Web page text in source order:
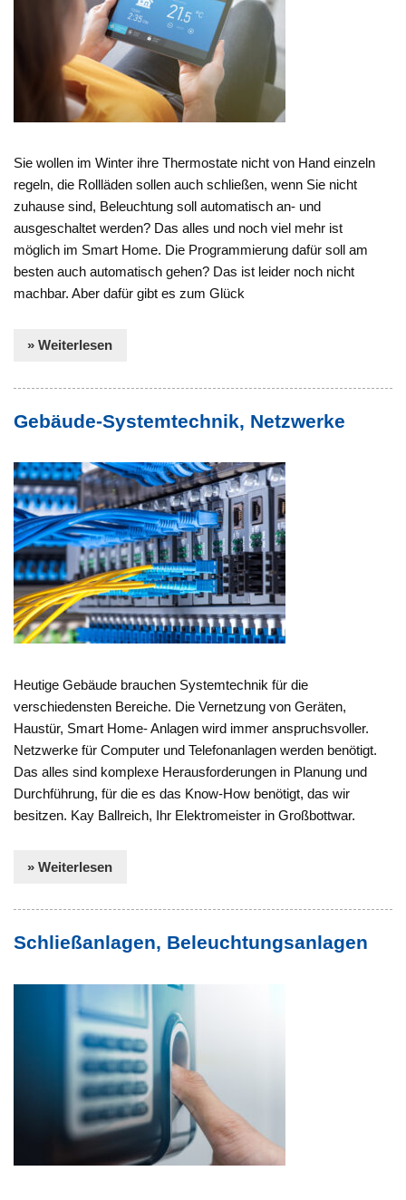
Sie wollen im Winter ihre Thermostate nicht von Hand einzeln
regeln, die Rollläden sollen auch schließen, wenn Sie nicht
zuhause sind, Beleuchtung soll automatisch an- und
ausgeschaltet werden? Das alles und noch viel mehr ist
möglich im Smart Home. Die Programmierung dafür soll am
besten auch automatisch gehen? Das ist leider noch nicht
machbar. Aber dafür gibt es zum Glück
» Weiterlesen
Gebäude-Systemtechnik, Netzwerke
Heutige Gebäude brauchen Systemtechnik für die
verschiedensten Bereiche. Die Vernetzung von Geräten,
Haustür, Smart Home- Anlagen wird immer anspruchsvoller.
Netzwerke für Computer und Telefonanlagen werden benötigt.
Das alles sind komplexe Herausforderungen in Planung und
Durchführung, für die es das Know-How benötigt, das wir
besitzen. Kay Ballreich, Ihr Elektromeister in Großbottwar.
» Weiterlesen
Schließanlagen, Beleuchtungsanlagen